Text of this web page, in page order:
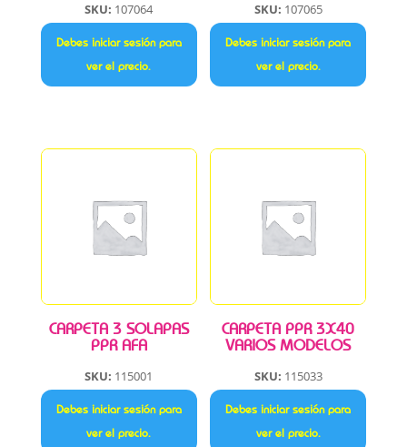
SKU: 107064
Debes iniciar sesión para
ver el precio.
SKU: 107065
Debes iniciar sesión para
ver el precio.
CARPETA 3 SOLAPAS
PPR AFA
SKU: 115001
Debes iniciar sesión para
ver el precio.
CARPETA PPR 3X40
VARIOS MODELOS
SKU: 115033
Debes iniciar sesión para
ver el precio.